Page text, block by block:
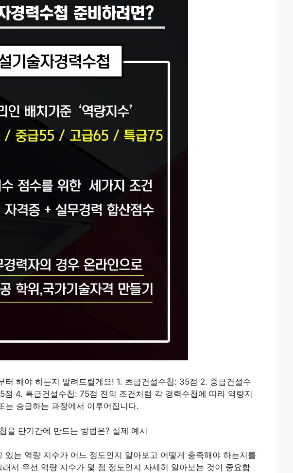
터 해야 하는지 알려드릴게요! 1. 초급건설수첩: 35점 2. 중급건설수
4. 특급건설수첩: 75점 전의 조건처럼 각 경력수첩에 따라 역량지
는 승급하는 과정에서 이루어집니다.
있는 역량 지수가 어느 정도인지 알아보고 어떻게 충족해야 하는지를
서 우선 역량 지수가 몇 점 정도인지 자세히 알아보는 것이 중요합